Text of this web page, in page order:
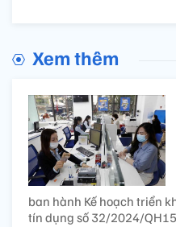
Xem thêm
ban hành Kế hoạch triển
tín dụng số 32/2024/